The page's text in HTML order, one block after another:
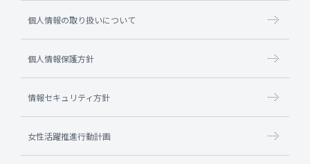
個人情報の取り扱いについて
個人情報保護方針
情報セキュリティ方針
女性活躍推進行動計画